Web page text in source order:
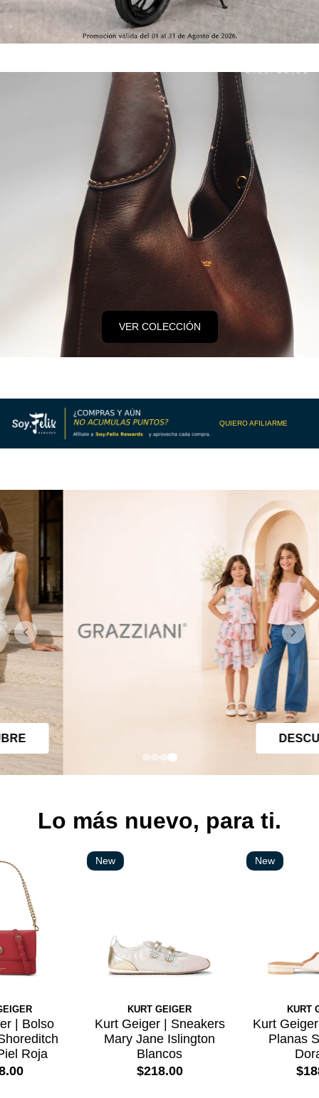
VER COLECCIÓN
QUIERO AFILIARME
DESCUBRE
Lo más nuevo, para ti.
New
KURT GEIGER
Kurt Geiger | Sneakers
Mary Jane Islington
Blancos
$218.00
New
KURT
Kurt
Planas
| Bolso
Roja